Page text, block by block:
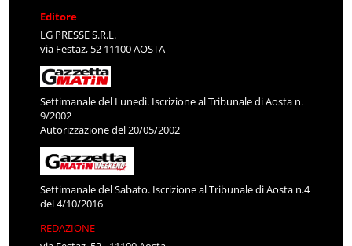
Editore
LG PRESSE S.R.L.
via Festaz, 52 11100 AOSTA
Settimanale del Lunedì. Iscrizione al Tribunale di Aosta n.
9/2002
Autorizzazione del 20/05/2002
Settimanale del Sabato. Iscrizione al Tribunale di Aosta n.4
del 4/10/2016
REDAZIONE